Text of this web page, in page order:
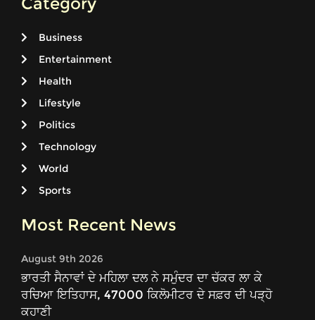
Business
Entertainment
Health
Lifestyle
Politics
Technology
World
Sports
Most Recent News
August 9th 2026
ਭਾਰਤੀ ਸੈਨਾਵਾਂ ਦੇ ਮਹਿਲਾ ਦਲ ਨੇ ਸਮੁੰਦਰ ਦਾ ਚੱਕਰ ਲਾ ਕੇ
ਰਚਿਆ ਇਤਿਹਾਸ, 47000 ਕਿਲੋਮੀਟਰ ਦੇ ਸਫ਼ਰ ਦੀ ਪੜ੍ਹੋ
ਕਹਾਣੀ